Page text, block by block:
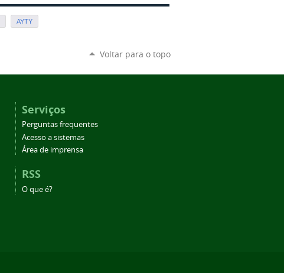
AYTY
Voltar para o topo
Serviços
Perguntas frequentes
Acesso a sistemas
Área de imprensa
RSS
O que é?